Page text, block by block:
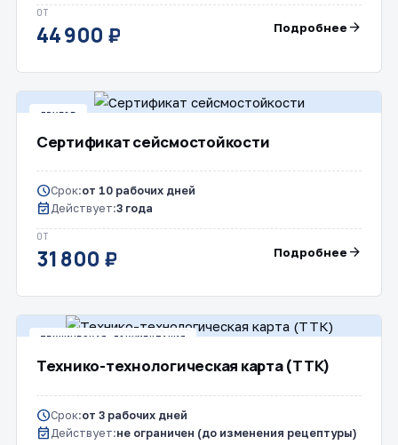
ОТ
44 900 ₽ Подробнее arrow_forward
ДРУГОЕ
Сертификат сейсмостойкости
scheduleСрок:от 10 рабочих дней
event_availableДействует:3 года
ОТ
31 800 ₽ Подробнее arrow_forward
ТЕХНИЧЕСКАЯ ДОКУМЕНТАЦИЯ
Технико-технологическая карта (ТТК)
scheduleСрок:от 3 рабочих дней
event_availableДействует:не ограничен (до изменения рецептуры)